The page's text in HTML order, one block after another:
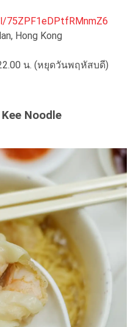
75ZPF1eDPtfRMnmZ6
Hong Kong
น. (หยุดวันพฤหัสบดี)
Noodle